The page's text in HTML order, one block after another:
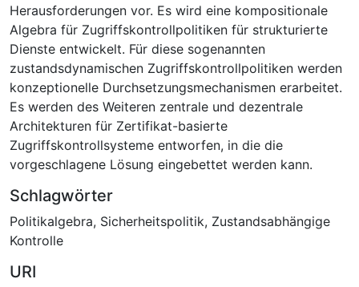
Herausforderungen vor. Es wird eine kompositionale
Algebra für Zugriffskontrollpolitiken für strukturierte
Dienste entwickelt. Für diese sogenannten
zustandsdynamischen Zugriffskontrollpolitiken werden
konzeptionelle Durchsetzungsmechanismen erarbeitet.
Es werden des Weiteren zentrale und dezentrale
Architekturen für Zertifikat-basierte
Zugriffskontrollsysteme entworfen, in die die
vorgeschlagene Lösung eingebettet werden kann.
Schlagwörter
Politikalgebra, Sicherheitspolitik, Zustandsabhängige
Kontrolle
URI